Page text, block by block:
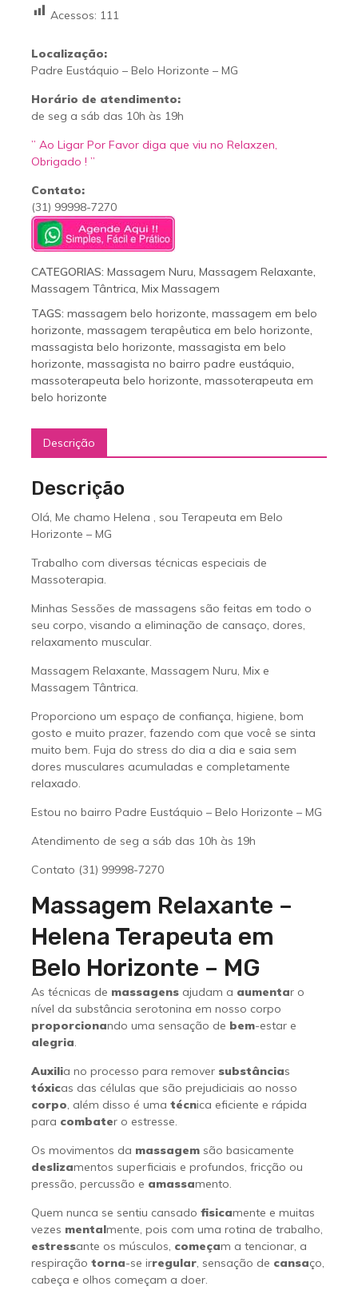
Acessos: 111
Localização:
Padre Eustáquio – Belo Horizonte – MG
Horário de atendimento:
de seg a sáb das 10h às 19h
” Ao Ligar Por Favor diga que viu no Relaxzen,
Obrigado ! ”
Contato:
(31) 99998-7270
CATEGORIAS: Massagem Nuru, Massagem Relaxante,
Massagem Tântrica, Mix Massagem
TAGS: massagem belo horizonte, massagem em belo
horizonte, massagem terapêutica em belo horizonte,
massagista belo horizonte, massagista em belo
horizonte, massagista no bairro padre eustáquio,
massoterapeuta belo horizonte, massoterapeuta em
belo horizonte
Descrição
Descrição
Olá, Me chamo Helena , sou Terapeuta em Belo
Horizonte – MG
Trabalho com diversas técnicas especiais de
Massoterapia.
Minhas Sessões de massagens são feitas em todo o
seu corpo, visando a eliminação de cansaço, dores,
relaxamento muscular.
Massagem Relaxante, Massagem Nuru, Mix e
Massagem Tântrica.
Proporciono um espaço de confiança, higiene, bom
gosto e muito prazer, fazendo com que você se sinta
muito bem. Fuja do stress do dia a dia e saia sem
dores musculares acumuladas e completamente
relaxado.
Estou no bairro Padre Eustáquio – Belo Horizonte – MG
Atendimento de seg a sáb das 10h às 19h
Contato (31) 99998-7270
Massagem Relaxante –
Helena Terapeuta em
Belo Horizonte – MG
As técnicas de massagensajudam a aumentar o
nível da substância serotonina em nosso corpo
proporcionando uma sensação de bem-estar e
alegria.
Auxilia no processo para remover substâncias
tóxicas das células que são prejudiciais ao nosso
corpo, além disso é uma técnica eficiente e rápida
para combater o estresse.
Os movimentos da massagemsão basicamente
deslizamentos superficiais e profundos, fricção ou
pressão, percussão e amassamento.
Quem nunca se sentiu cansado fisicamente e muitas
vezes mentalmente, pois com uma rotina de trabalho,
estressante os músculos, começam a tencionar, a
respiração torna-se irregular, sensação de cansaço,
cabeça e olhos começam a doer.